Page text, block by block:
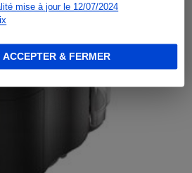
mise à jour le 12/07/2024
ACCEPTER & FERMER